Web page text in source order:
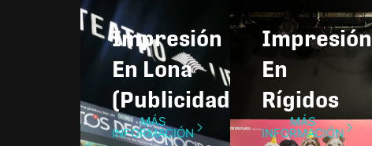
Impresión
En Lona
(Publicidad)
MÁS
INFORMACIÓN
Impresión
En
Rígidos
MÁS
INFORMACIÓN